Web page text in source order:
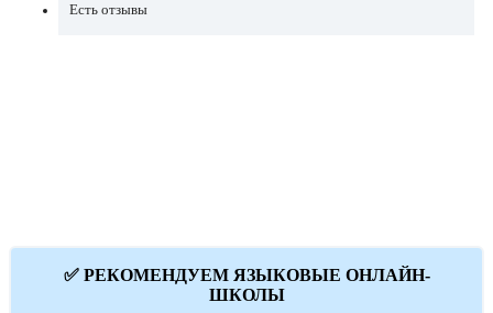
Есть отзывы
✅ РЕКОМЕНДУЕМ ЯЗЫКОВЫЕ ОНЛАЙН-
ШКОЛЫ